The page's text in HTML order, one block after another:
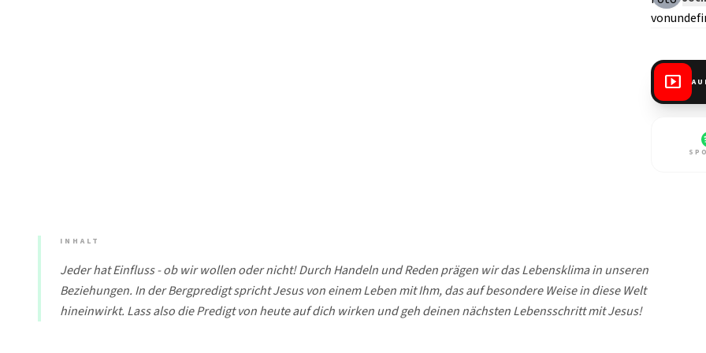
smart_display
INHALT
Jeder hat Einfluss - ob wir wollen oder nicht! Durch Handeln und Reden prägen wir das Lebensklima in unseren
Beziehungen. In der Bergpredigt spricht Jesus von einem Leben mit Ihm, das auf besondere Weise in diese Welt
hineinwirkt. Lass also die Predigt von heute auf dich wirken und geh deinen nächsten Lebensschritt mit Jesus!